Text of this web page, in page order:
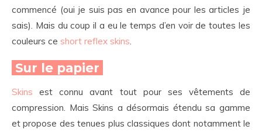
commencé (oui je suis pas en avance pour les articles je
sais). Mais du coup il a eu le temps d’en voir de toutes les
couleurs ce short reflex skins.
Sur le papier
Skins est connu avant tout pour ses vêtements de
compression. Mais Skins a désormais étendu sa gamme
et propose des tenues plus classiques dont notamment le